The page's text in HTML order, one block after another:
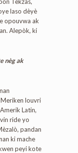
laso dèyè
opouvwa ak
Alepòk, ki
nèg ak
louvri
Latin,
ride yo
pandan
ki mache
peyi kote